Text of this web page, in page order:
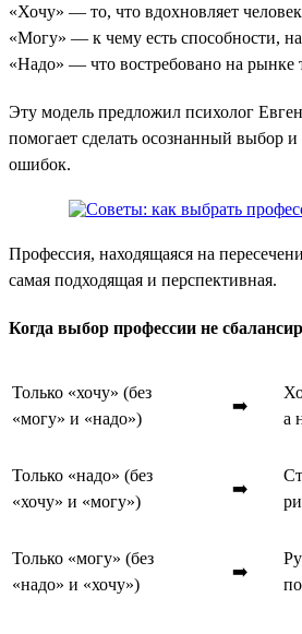
«Хочу» — то, что вдохновляет
«Могу» — к чему есть способности,
«Надо» — что востребовано на рынке
Эту модель предложил психолог
помогает сделать осознанный выбор
ошибок.
Профессия, находящаяся на
самая подходящая и перспективная.
Когда выбор профессии не
Только «хочу» (без
«могу» и «надо»)
➡️
а
Только «надо» (без
«хочу» и «могу»)
➡️
Только «могу» (без
«надо» и «хочу»)
➡️